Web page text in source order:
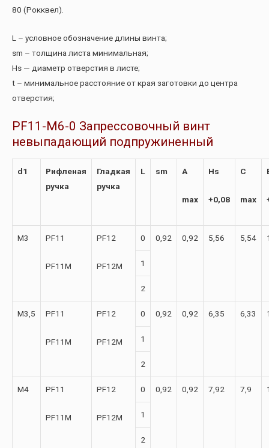
80 (Рокквел).
L – условное обозначение длины винта;
sm – толщина листа минимальная;
Hs — диаметр отверстия в листе;
t – минимальное расстояние от края заготовки до центра
отверстия;
PF11-M6-0 Запрессовочный винт
невыпадающий подпружиненный
d1
Рифленая
ручка
Гладкая
ручка
L sm A
max
Hs
+0,08
C
max
М3 PF11
PF11M
PF12
PF12M
0 0,92 0,92 5,56 5,54
1
2
М3,5 PF11
PF11M
PF12
PF12M
0 0,92 0,92 6,35 6,33
1
2
М4 PF11
PF11M
PF12
PF12M
0 0,92 0,92 7,92 7,9
1
2